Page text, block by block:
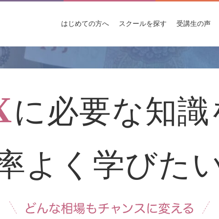
はじめての方へ スクールを探す 受講生の声
に必要な知識
よく学びた